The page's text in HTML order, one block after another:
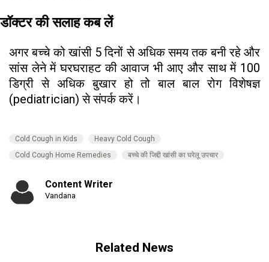
डॉक्टर की सलाह कब लें
अगर बच्चे को खांसी 5 दिनों से अधिक समय तक बनी रहे और
सांस लेने में घरघराहट की आवाज भी आए और साथ में 100
डिग्री से अधिक बुखार हो तो बाल बाल रोग विशेषज्ञ
(pediatrician) से संपर्क करें।
Cold Cough in Kids
Heavy Cold Cough
Cold Cough Home Remedies
बच्चे की जिद्दी खांसी का घरेलू उपचार
Content Writer
Vandana
Related News